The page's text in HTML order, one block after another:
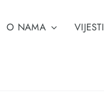
O NAMA VIJESTI